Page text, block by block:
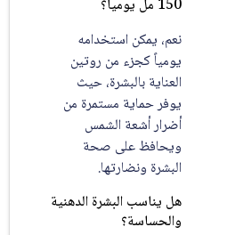
نعم، يمكن استخدامه
يومياً كجزء من روتين
العناية بالبشرة، حيث
يوفر حماية مستمرة من
أضرار أشعة الشمس
ويحافظ على صحة
البشرة ونضارتها.
هل يناسب البشرة الدهنية
والحساسة؟